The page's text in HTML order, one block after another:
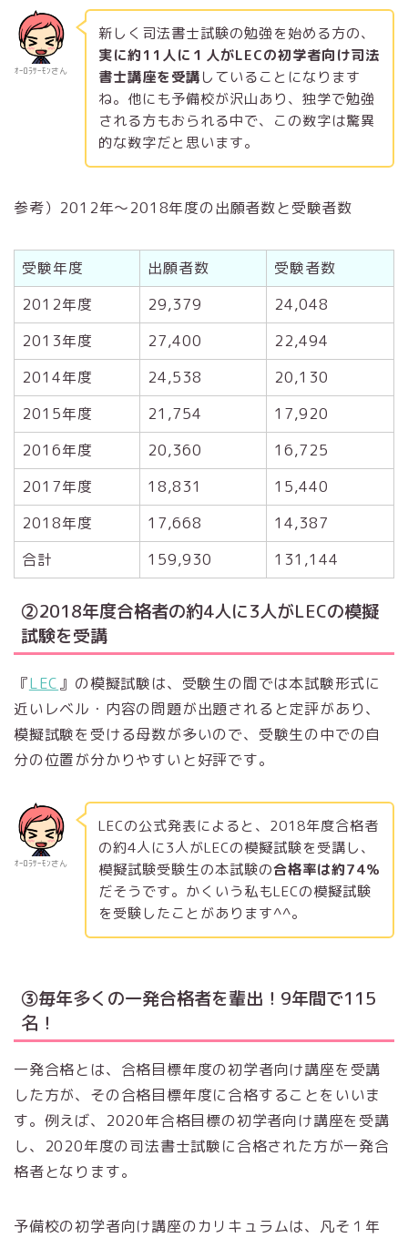
ｵｰﾛﾗｻｰﾓﾝさん
新しく司法書士試験の勉強を始める方の、
実に約11人に１人がLECの初学者向け司法
書士講座を受講していることになります
ね。他にも予備校が沢山あり、独学で勉強
される方もおられる中で、この数字は驚異
的な数字だと思います。
参考）2012年～2018年度の出願者数と受験者数
受験年度 出願者数
受験者数
2012年度
29,379
24,048
2013年度
27,400
22,494
2014年度
24,538
20,130
2015年度
21,754
17,920
2016年度
20,360
16,725
2017年度
18,831
15,440
2018年度
17,668
14,387
合計
159,930 131,144
②2018年度合格者の約4人に3人がLECの模擬
試験を受講
『LEC』の模擬試験は、受験生の間では本試験形式に
近いレベル・内容の問題が出題されると定評があり、
模擬試験を受ける母数が多いので、受験生の中での自
分の位置が分かりやすいと好評です。
ｵｰﾛﾗｻｰﾓﾝさん
LECの公式発表によると、2018年度合格者
の約4人に3人がLECの模擬試験を受講し、
模擬試験受験生の本試験の合格率は約74％
だそうです。かくいう私もLECの模擬試験
を受験したことがあります^^。
③毎年多くの一発合格者を輩出！9年間で115
名！
一発合格とは、合格目標年度の初学者向け講座を受講
した方が、その合格目標年度に合格することをいいま
す。例えば、2020年合格目標の初学者向け講座を受講
し、2020年度の司法書士試験に合格された方が一発合
格者となります。
予備校の初学者向け講座のカリキュラムは、凡そ１年